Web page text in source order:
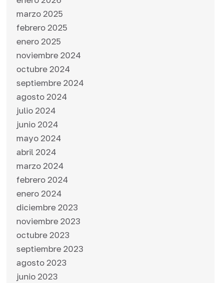
marzo 2025
febrero 2025
enero 2025
noviembre 2024
octubre 2024
septiembre 2024
agosto 2024
julio 2024
junio 2024
mayo 2024
abril 2024
marzo 2024
febrero 2024
enero 2024
diciembre 2023
noviembre 2023
octubre 2023
septiembre 2023
agosto 2023
junio 2023